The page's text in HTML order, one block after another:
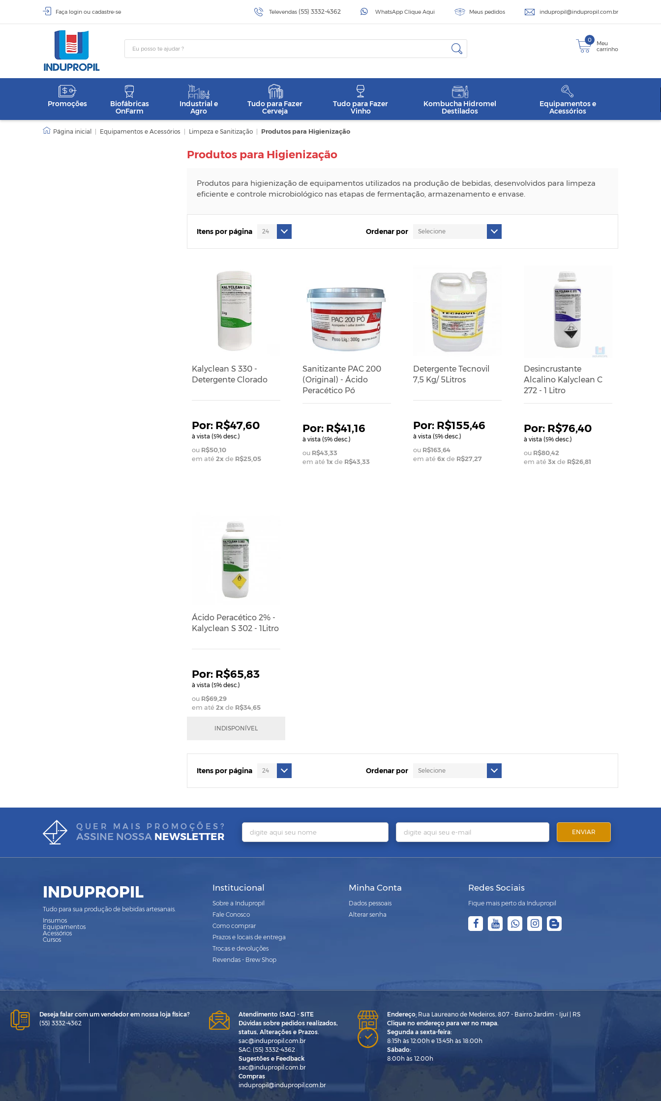
Faça login ou cadastre-se Televendas (55) 3332-4362 WhatsApp Clique Aqui Meus pedidos indupropil@indupropil.com.br
0
Meu
carrinho
Promoções
Biofábricas
OnFarm
Industrial e
Agro
Tudo para Fazer
Cerveja
Tudo para Fazer
Vinho
Kombucha Hidromel
Destilados
Equipamentos e
Acessórios
Equipamentos e Acessórios Limpeza e Sanitização Produtos para Higienização
Produtos para Higienização
Produtos para higienização de equipamentos utilizados na produção de bebidas, desenvolvidos para limpeza
eficiente e controle microbiológico nas etapas de fermentação, armazenamento e envase.
Itens por página Ordenar por
Kalyclean S 330 -
Detergente Clorado
R$47,60
à vista (5% desc.)
R$50,10
em até 2x de R$25,05
Sanitizante PAC 200
(Original) - Ácido
Peracético Pó
R$41,16
à vista (5% desc.)
R$43,33
em até 1x de R$43,33
Detergente Tecnovil
7,5 Kg/ 5Litros
R$155,46
à vista (5% desc.)
R$163,64
em até 6x de R$27,27
Desincrustante
Alcalino Kalyclean C
272 - 1 Litro
R$76,40
à vista (5% desc.)
R$80,42
em até 3x de R$26,81
Ácido Peracético 2% -
Kalyclean S 302 - 1Litro
R$65,83
à vista (5% desc.)
R$69,29
em até 2xde R$34,65
INDISPONÍVEL
Itens por página Ordenar por
QUER MAIS PROMOÇÕES?
ASSINE NOSSA NEWSLETTER
INDUPROPIL
Tudo para sua produção de bebidas artesanais.
Insumos
Equipamentos
Acessórios
Cursos
Institucional
Sobre a Indupropil
Fale Conosco
Como comprar
Prazos e locais de entrega
Trocas e devoluções
Revendas - Brew Shop
Minha Conta
Dados pessoais
Alterar senha
Redes Sociais
Fique mais perto da Indupropil
Deseja falar com um vendedor em nossa loja física?
(55) 3332-4362
Atendimento (SAC) - SITE
Dúvidas sobre pedidos realizados,
status, Alterações e Prazos.
sac@indupropil.com.br
SAC: (55) 3332-4362
Sugestões e Feedback
sac@indupropil.com.br
Compras
indupropil@indupropil.com.br
Endereço: Rua Laureano de Medeiros, 807 - Bairro Jardim - Ijuí | RS
Clique no endereço para ver no mapa.
Segunda a sexta-feira:
8:15h às 12:00h e 13:45h às 18:00h
Sábado:
8:00h às 12:00h